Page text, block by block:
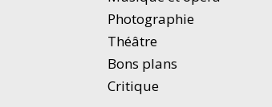
Photographie
Théâtre
Bons plans
Critique